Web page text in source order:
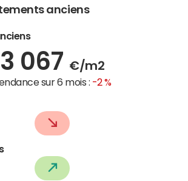
anciens
3 067 €/m2
sur 6 mois : -2 %